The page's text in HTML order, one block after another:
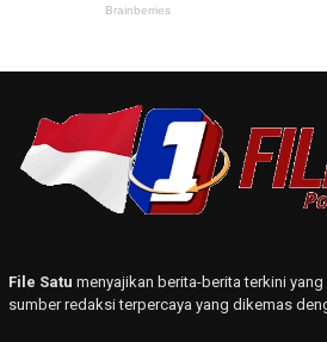
File Satu menyajikan berita-berita terkini
sumber redaksi terpercaya yang dikemas